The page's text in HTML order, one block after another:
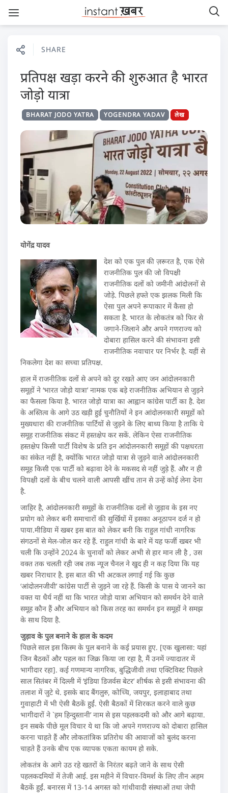
SHARE
प्रतिपक्ष खड़ा करने की शुरुआत है भारत
जोड़ो यात्रा
BHARAT JODO YATRA YOGENDRA YADAV लेख
योगेंद्र यादव
देश को एक पुल की ज़रूरत है, एक ऐसे
राजनीतिक पुल की जो विपक्षी
राजनीतिक दलों को जमीनी आंदोलनों से
जोड़े. पिछले हफ्ते एक झलक मिली कि
ऐसा पुल अपने रूपाकार में कैसा हो
सकता है. भारत के लोकतंत्र को फिर से
जगाने-जिलाने और अपने गणराज्य को
दोबारा हासिल करने की संभावना इसी
राजनीतिक नवाचार पर निर्भर है. यहीं से
निकलेगा देश का सच्चा प्रतिपक्ष.
हाल में राजनीतिक दलों से अपने को दूर रखते आए जन आंदोलनकारी
समूहों ने ‘भारत जोड़ो यात्रा’ नामक एक बड़े राजनीतिक अभियान से जुड़ने
का फैसला किया है. भारत जोड़ो यात्रा का आह्वान कांग्रेस पार्टी का है. देश
के अस्तित्व के आगे उठ खड़ी हुई चुनौतियों ने इन आंदोलनकारी समूहों को
मुख्यधारा की राजनीतिक पार्टियों से जुड़ने के लिए बाध्य किया है ताकि ये
समूह राजनीतिक संकट में हस्तक्षेप कर सकें. लेकिन ऐसा राजनीतिक
हस्तक्षेप किसी पार्टी विशेष के प्रति इन आंदोलनकारी समूहों की पक्षधरता
का संकेत नहीं है, क्योंकि भारत जोड़ो यात्रा से जुड़ने वाले आंदोलनकारी
समूह किसी एक पार्टी को बढ़ावा देने के मकसद से नहीं जुड़े हैं. और न ही
विपक्षी दलों के बीच चलने वाली आपसी खींच तान से उन्हें कोई लेना देना
है.
जाहिर है, आंदोलनकारी समूहों के राजनीतिक दलों से जुड़ाव के इस नए
प्रयोग को लेकर बनी समाचारों की सुर्खियों में इसका अनूठापन दर्ज न हो
पाया.मीडिया में खबर इस बात को लेकर बनी कि राहुल गांधी नागरिक
संगठनों से मेल-जोल कर रहे हैं. राहुल गांधी के बारे में यह फर्जी खबर भी
चली कि उन्होंने 2024 के चुनावों को लेकर अभी से हार मान ली है , उस
वक्त तक चलती रही जब तक न्यूज चैनल ने खुद ही न कह दिया कि यह
खबर निराधार है. इस बात की भी अटकल लगाई गई कि कुछ
‘आंदोलनजीवी’ कांग्रेस पार्टी से जुड़ने जा रहे हैं. किसी के पास ये जानने का
वक्त या धैर्य नहीं था कि भारत जोड़ो यात्रा अभियान को समर्थन देने वाले
समूह कौन हैं और अभियान को किस तरह का समर्थन इन समूहों ने समझ
के साथ दिया है.
जुड़ाव के पुल बनाने के हाल के कदम
पिछले साल इस किस्म के पुल बनाने के कई प्रयास हुए. [एक खुलासा: यहां
जिन बैठकों और पहल का जिक्र किया जा रहा है, मैं उनमें ज्यादातर में
भागीदार रहा]. कई गणमान्य नागरिक, बुद्धिजीवी तथा एक्टिविस्ट पिछले
साल सितंबर में दिल्ली में ‘इंडिया डिजर्वस बेटर’ शीर्षक से इसी संभावना की
तलाश में जुटे थे. इसके बाद बैंगलुरु, कोच्चि, जयपुर, इलाहाबाद तथा
गुवाहाटी में भी ऐसी बैठकें हुईं. ऐसी बैठकों में शिरकत करने वाले कुछ
भागीदारों ने `हम हिन्दुस्तानी’ नाम से इस पहलकदमी को और आगे बढ़ाया.
इन सबके पीछे मूल विचार ये था कि जो अपने गणराज्य को दोबारा हासिल
करना चाहते हैं और लोकतांत्रिक प्रतिरोध की आवाजों को बुलंद करना
चाहते हैं उनके बीच एक व्यापक एकता कायम हो सके.
लोकतंत्र के आगे उठ रहे खतरों के निरंतर बढ़ते जाने के साथ ऐसी
पहलकदमियों में तेजी आई. इस महीने में विचार-विमर्श के लिए तीन अहम
बैठकें हुईं. बनारस में 13-14 अगस्त को गांधीवादी संस्थाओं तथा जेपी